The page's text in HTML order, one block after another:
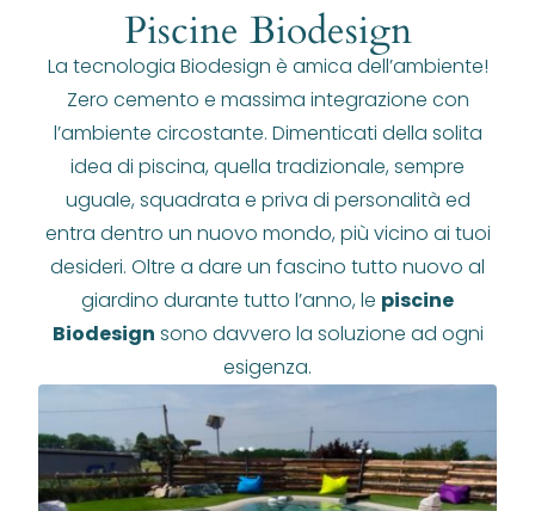
Piscine Biodesign
La tecnologia Biodesign è amica dell’ambiente!
Zero cemento e massima integrazione con
l’ambiente circostante. Dimenticati della solita
idea di piscina, quella tradizionale, sempre
uguale, squadrata e priva di personalità ed
entra dentro un nuovo mondo, più vicino ai tuoi
desideri. Oltre a dare un fascino tutto nuovo al
giardino durante tutto l’anno, le piscine
Biodesign sono davvero la soluzione ad ogni
esigenza.